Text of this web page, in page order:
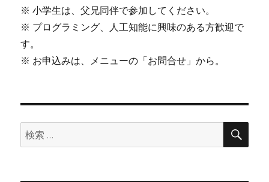
※ 小学生は、父兄同伴で参加してください。
※ プログラミング、人工知能に興味のある方歓迎で
す。
※ お申込みは、メニューの「お問合せ」から。
検
索:
検